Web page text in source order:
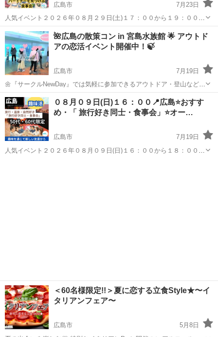
広島市
7月23日
人気イベント２０２６年０８月２９日(土)１７：００から１９：００ま
で広島県広島市で開催✨ 海開きの時期に新しい出会いイベントに参加
しましょう 📍開催日時📍 ２０２６年０８月２９日(土)１７：...
広島 広島市 パーティー
🌺広島の散策コン in 宮島水族館 🌟 アウトド
アの恋活イベント開催中！🍃
広島市
7月19日
🌼『サークルNewDay』では気軽に参加できるアウトドア・登山などの
趣味コンイベント開催中！🌼 🌺今は広島・宮島＆水族館で散策しなが
ら楽しく恋活・友達作りしましょう！ 初参加も楽しく参加できるア
ウトア散策コンですよ！☆...
広島 広島市 パーティー アウトドア
０８月０９日(日)１６：００📍広島⭐おすす
め・「 旅行好き同士・食事会」⭐オー…
広島市
7月19日
人気イベント２０２６年０８月０９日(日)１６：００から１８：００ま
＜60名様限定!!＞夏に恋する立食Style★〜イ
タリアンフェア〜
広島市
5月8日